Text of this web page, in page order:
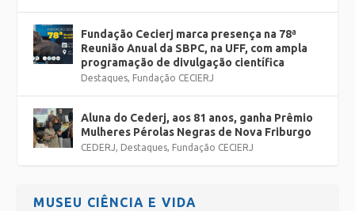
Fundação Cecierj marca presença na 78ª
Reunião Anual da SBPC, na UFF, com ampla
programação de divulgação científica
Destaques Fundação CECIERJ
Aluna do Cederj, aos 81 anos, ganha Prêmio
Mulheres Pérolas Negras de Nova Friburgo
CEDERJ Destaques Fundação CECIERJ
MUSEU CIÊNCIA E VIDA